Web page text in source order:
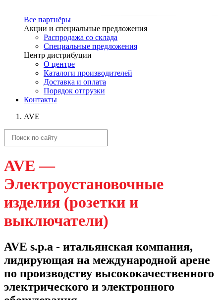
Все партнёры
Акции и специальные предложения
Распродажа со склада
Специальные предложения
Центр дистрибуции
О центре
Каталоги производителей
Доставка и оплата
Порядок отгрузки
Контакты
AVE
AVE —
Электроустановочные
изделия (розетки и
выключатели)
AVE s.p.a - итальянская компания,
лидирующая на международной арене
по производству высококачественного
электрического и электронного